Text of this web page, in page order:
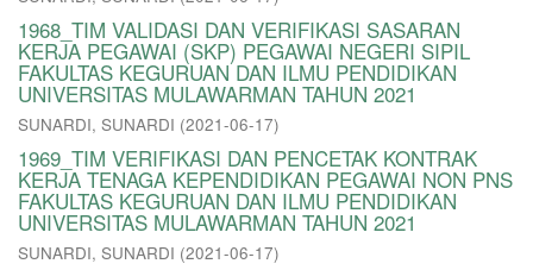
1968_TIM VALIDASI DAN VERIFIKASI SASARAN
KERJA PEGAWAI (SKP) PEGAWAI NEGERI SIPIL
FAKULTAS KEGURUAN DAN ILMU PENDIDIKAN
UNIVERSITAS MULAWARMAN TAHUN 2021
SUNARDI, SUNARDI (2021-06-17)
1969_TIM VERIFIKASI DAN PENCETAK KONTRAK
KERJA TENAGA KEPENDIDIKAN PEGAWAI NON PNS
FAKULTAS KEGURUAN DAN ILMU PENDIDIKAN
UNIVERSITAS MULAWARMAN TAHUN 2021
SUNARDI, SUNARDI (2021-06-17)